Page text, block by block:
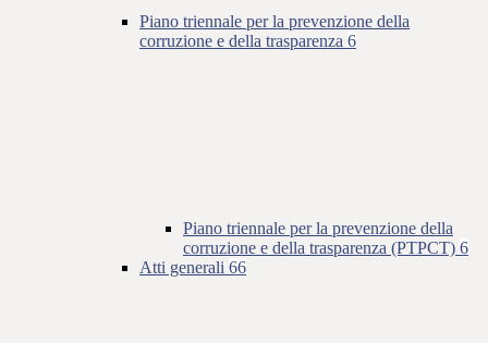
Piano triennale per la prevenzione della
corruzione e della trasparenza 6
Piano triennale per la prevenzione della
corruzione e della trasparenza (PTPCT) 6
Atti generali 66